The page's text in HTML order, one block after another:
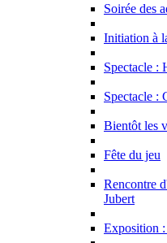
Soirée des
Initiation à
Spectacle :
Spectacle :
Bientôt les
Fête du jeu
Rencontre
Jubert
Exposition